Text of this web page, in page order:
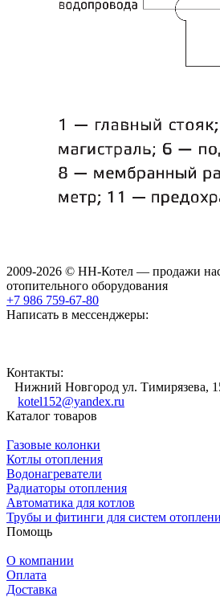
2009-2026 © НН-Котел — продажи
отопительного оборудования
+7 986 759-67-80
Написать в мессенджеры:
Контакты:
Нижний Новгород ул. Тимирязева,
kotel152@yandex.ru
Каталог товаров
Газовые колонки
Котлы отопления
Водонагреватели
Радиаторы отопления
Автоматика для котлов
Трубы и фитинги для систем
Помощь
О компании
Оплата
Доставка